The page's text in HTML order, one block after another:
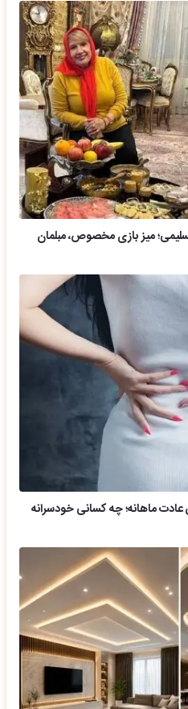
میز بازی مخصوص، مبلمان
ماهانه؛ چه کسانی خودسرانه